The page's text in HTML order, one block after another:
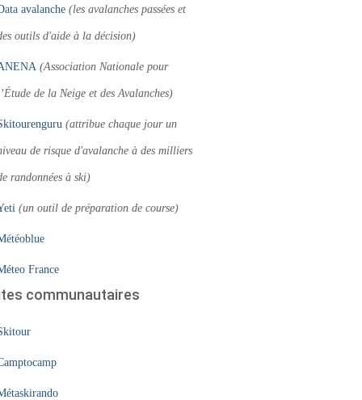
avalanche (les avalanches passées et
outils d'aide à la décision)
(Association Nationale pour
de la Neige et des Avalanches)
(attribue chaque jour un
de risque d'avalanche à des milliers
randonnées à ski)
(un outil de préparation de course)
France
communautaires